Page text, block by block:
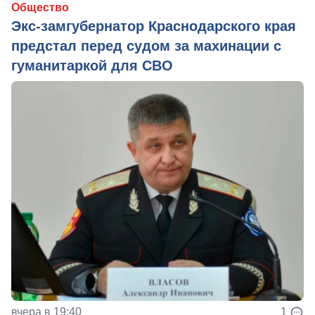
Общество
Экс-замгубернатор Краснодарского края
предстал перед судом за махинации с
гуманитаркой для СВО
вчера в 19:40 1